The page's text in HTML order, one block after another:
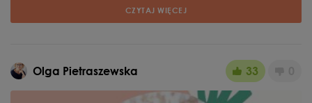
CZYTAJ WIĘCEJ
Olga Pietraszewska 33